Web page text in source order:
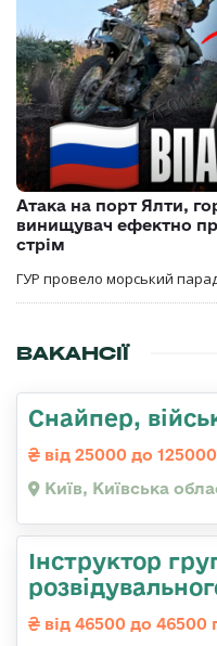
Атака на порт Ялти,
винищувач ефектно
стрім
ГУР провело морський
ВАКАНСІЇ
Снайпер,
від 25000 до
Київ, Київська
Інструктор
від 46500 до 46500